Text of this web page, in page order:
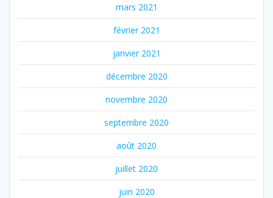
mars 2021
février 2021
janvier 2021
décembre 2020
novembre 2020
septembre 2020
août 2020
juillet 2020
juin 2020